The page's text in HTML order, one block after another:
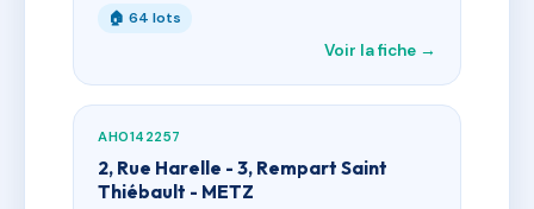
🏠 64 lots
Voir la fiche →
AH0142257
2, Rue Harelle - 3, Rempart Saint
Thiébault - METZ